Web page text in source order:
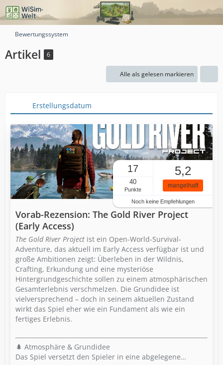
Bewertungssystem
Artikel 6
Alle als gelesen markieren
Erstellungsdatum
17
40
Punkte
5,2
mangelhaft
Noch keine Empfehlungen
Vorab-Rezension: The Gold River Project
(Early Access)
The Gold River Project ist ein Open-World-Survival-
Adventure, das aktuell im Early Access verfügbar ist und
große Ambitionen zeigt: Überleben in der Wildnis,
Crafting, Erkundung und eine mysteriöse
Hintergrundgeschichte sollen zu einem atmosphärischen
Gesamterlebnis verschmelzen. Die Grundidee ist
vielversprechend – doch in seinem aktuellen Zustand
wirkt das Spiel eher wie ein Fundament als wie ein
fertiges Erlebnis.
🌲 Atmosphäre & Grundidee
Das Spiel versetzt den Spieler in eine abgelegene…